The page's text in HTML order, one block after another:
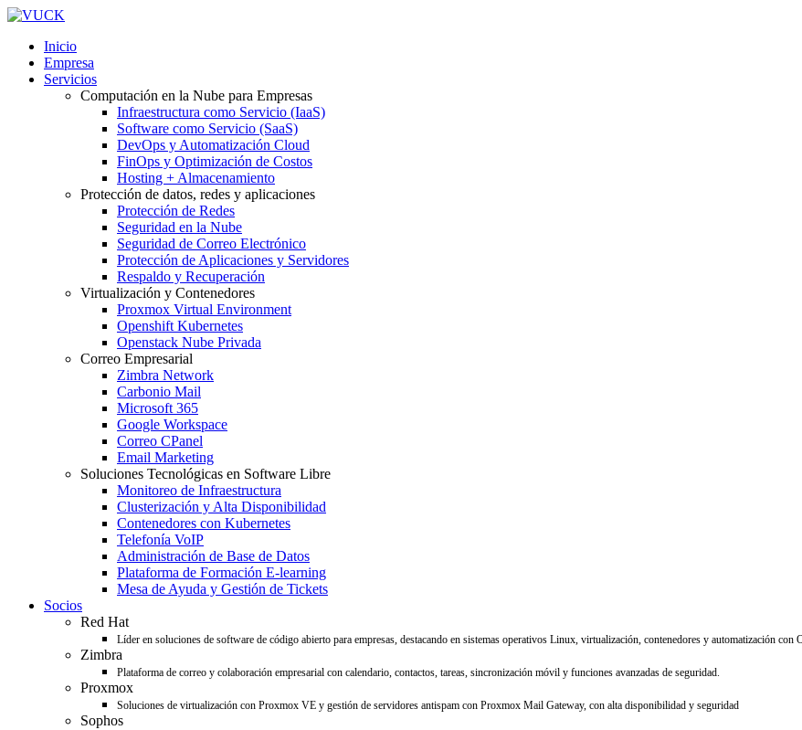
Inicio
Empresa
Servicios
Computación en la Nube para Empresas
Infraestructura como Servicio (IaaS)
Software como Servicio (SaaS)
DevOps y Automatización Cloud
FinOps y Optimización de Costos
Hosting + Almacenamiento
Protección de datos, redes y aplicaciones
Protección de Redes
Seguridad en la Nube
Seguridad de Correo Electrónico
Protección de Aplicaciones y Servidores
Respaldo y Recuperación
Virtualización y Contenedores
Proxmox Virtual Environment
Openshift Kubernetes
Openstack Nube Privada
Correo Empresarial
Zimbra Network
Carbonio Mail
Microsoft 365
Google Workspace
Correo CPanel
Email Marketing
Soluciones Tecnológicas en Software Libre
Monitoreo de Infraestructura
Clusterización y Alta Disponibilidad
Contenedores con Kubernetes
Telefonía VoIP
Administración de Base de Datos
Plataforma de Formación E-learning
Mesa de Ayuda y Gestión de Tickets
Socios
Red Hat
Líder en soluciones de software de código abierto para empresas, destacando en sistemas operativos Linux, virtualización, contenedores y automatización con
Zimbra
Plataforma de correo y colaboración empresarial con calendario, contactos, tareas, sincronización móvil y funciones avanzadas de seguridad.
Proxmox
Soluciones de virtualización con Proxmox VE y gestión de servidores antispam con Proxmox Mail Gateway, con alta disponibilidad y seguridad
Sophos